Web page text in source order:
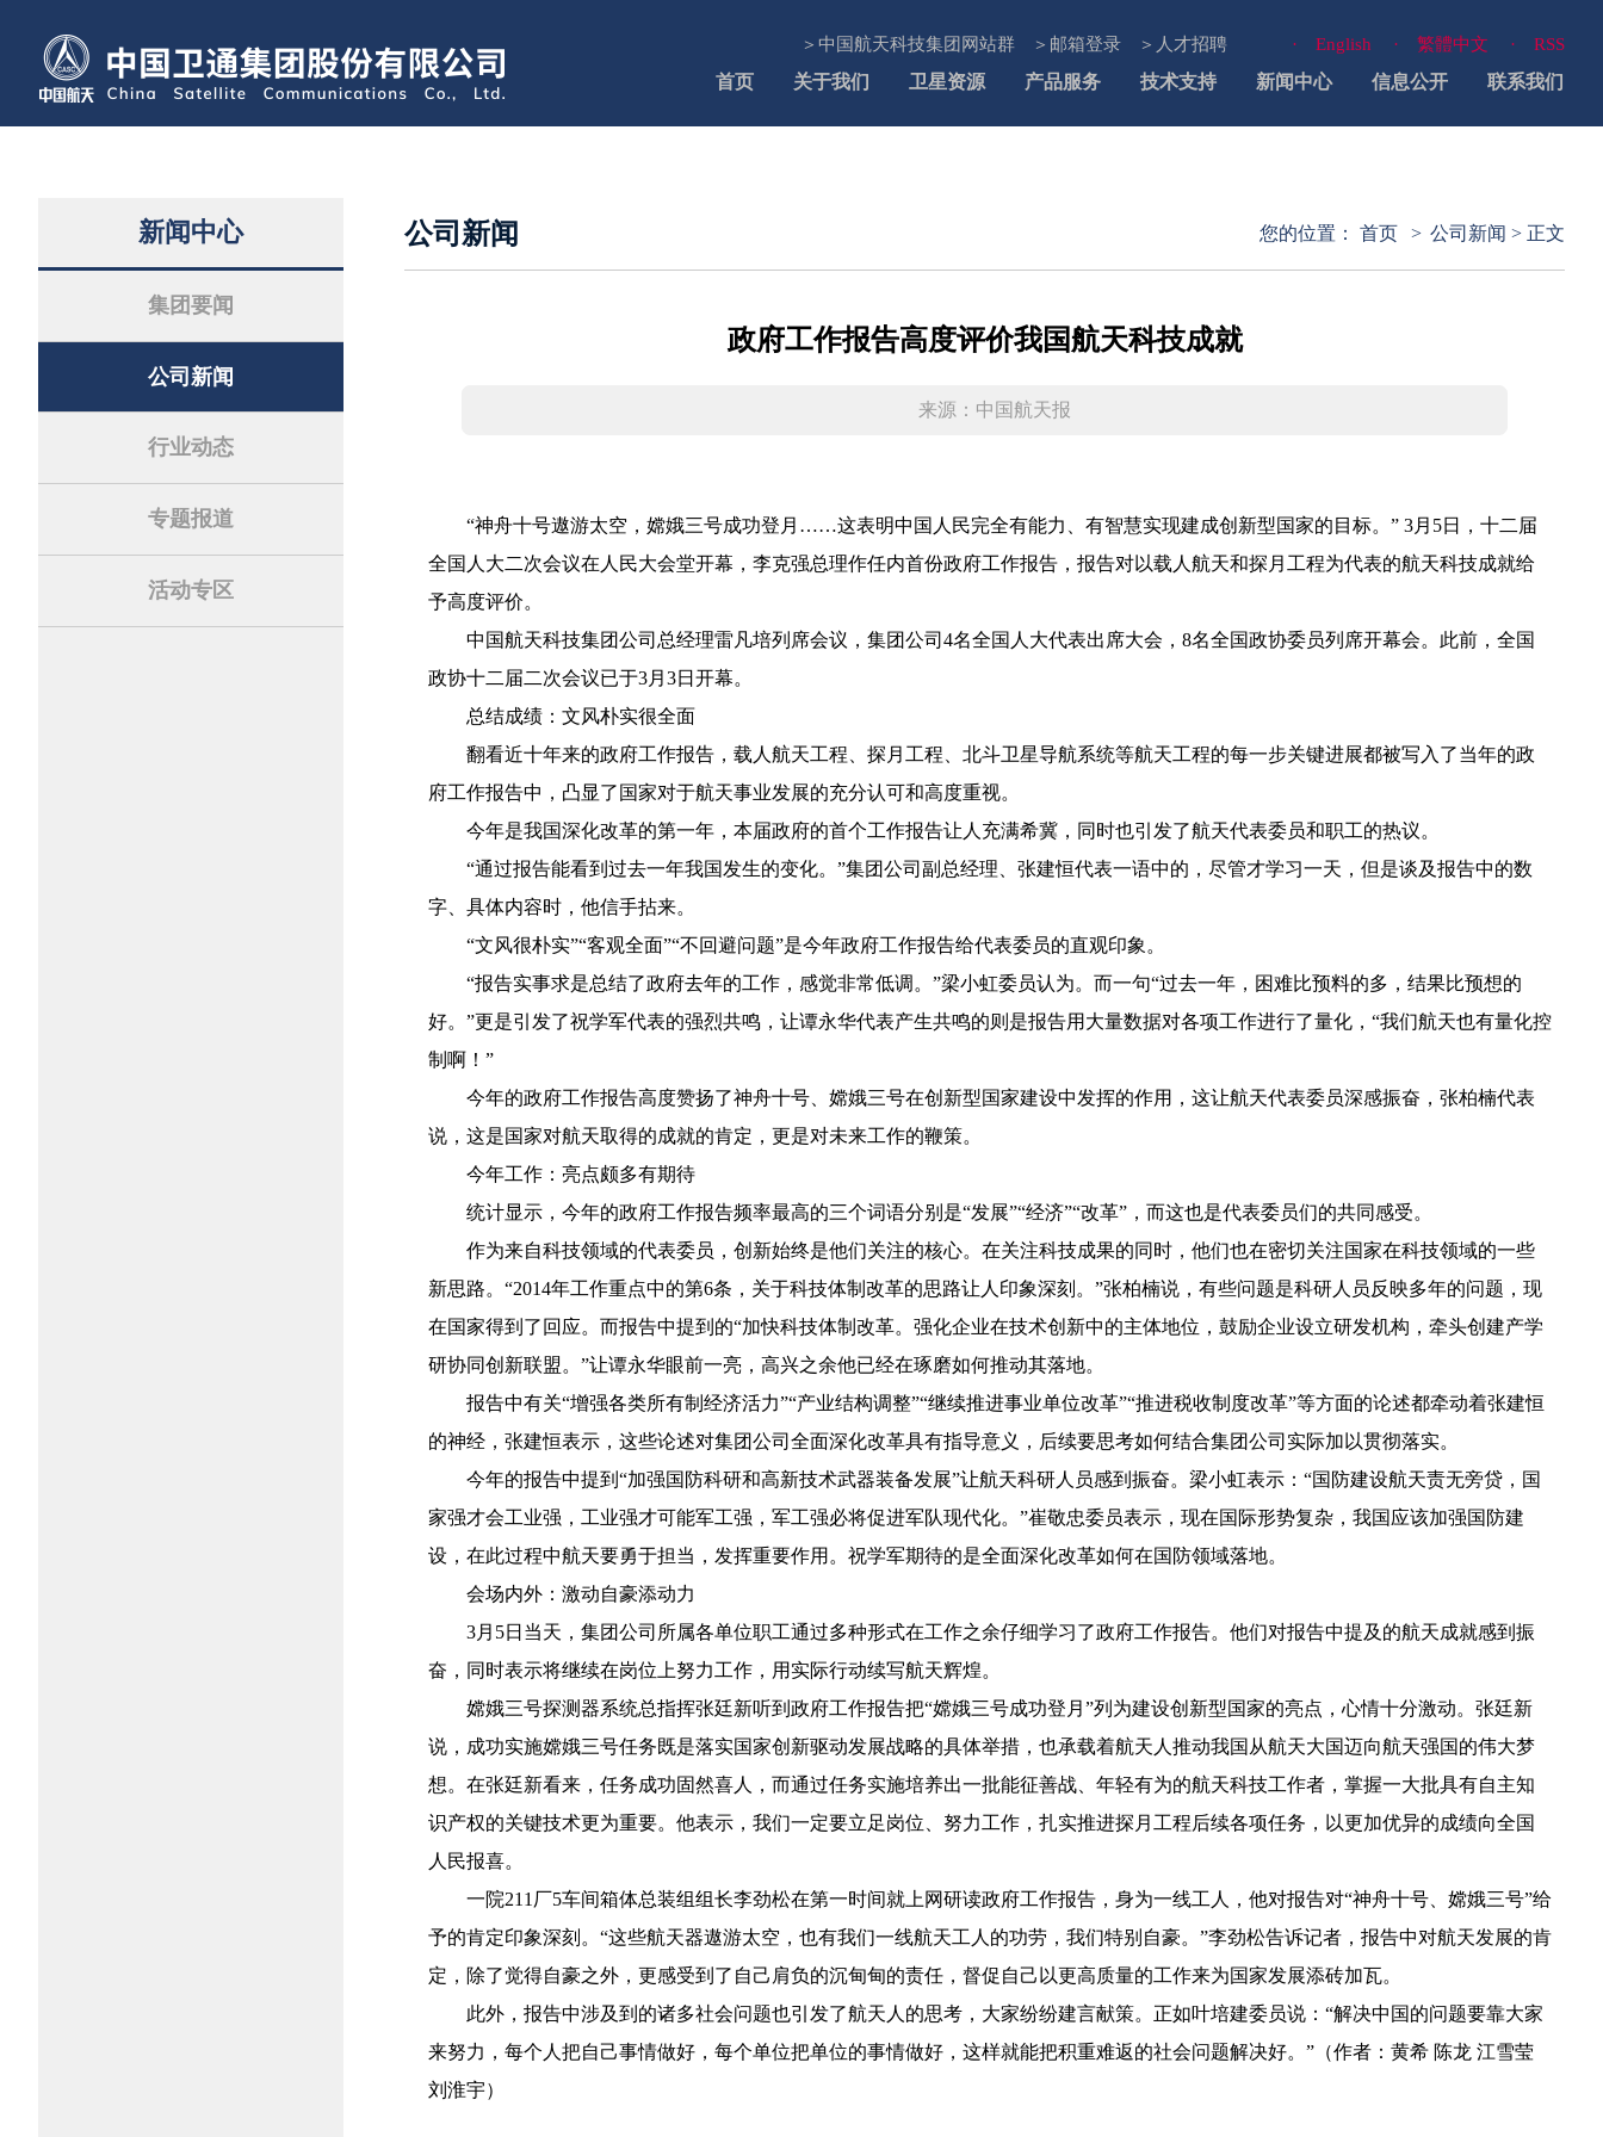
＞中国航天科技集团网站群 ＞邮箱登录 ＞人才招聘 · English · 繁體中文 · RSS
首页 关于我们 卫星资源 产品服务 技术支持 新闻中心 信息公开 联系我们
新闻中心
集团要闻
公司新闻
行业动态
专题报道
活动专区
公司新闻 您的位置： 首页 > 公司新闻 > 正文
政府工作报告高度评价我国航天科技成就
来源：中国航天报
“神舟十号遨游太空，嫦娥三号成功登月……这表明中国人民完全有能力、有智慧实现建成创新型国家的目标。” 3月5日，十二届
全国人大二次会议在人民大会堂开幕，李克强总理作任内首份政府工作报告，报告对以载人航天和探月工程为代表的航天科技成就给
予高度评价。
中国航天科技集团公司总经理雷凡培列席会议，集团公司4名全国人大代表出席大会，8名全国政协委员列席开幕会。此前，全国
政协十二届二次会议已于3月3日开幕。
总结成绩：文风朴实很全面
翻看近十年来的政府工作报告，载人航天工程、探月工程、北斗卫星导航系统等航天工程的每一步关键进展都被写入了当年的政
府工作报告中，凸显了国家对于航天事业发展的充分认可和高度重视。
今年是我国深化改革的第一年，本届政府的首个工作报告让人充满希冀，同时也引发了航天代表委员和职工的热议。
“通过报告能看到过去一年我国发生的变化。”集团公司副总经理、张建恒代表一语中的，尽管才学习一天，但是谈及报告中的数
字、具体内容时，他信手拈来。
“文风很朴实”“客观全面”“不回避问题”是今年政府工作报告给代表委员的直观印象。
“报告实事求是总结了政府去年的工作，感觉非常低调。”梁小虹委员认为。而一句“过去一年，困难比预料的多，结果比预想的
好。”更是引发了祝学军代表的强烈共鸣，让谭永华代表产生共鸣的则是报告用大量数据对各项工作进行了量化，“我们航天也有量化控
制啊！”
今年的政府工作报告高度赞扬了神舟十号、嫦娥三号在创新型国家建设中发挥的作用，这让航天代表委员深感振奋，张柏楠代表
说，这是国家对航天取得的成就的肯定，更是对未来工作的鞭策。
今年工作：亮点颇多有期待
统计显示，今年的政府工作报告频率最高的三个词语分别是“发展”“经济”“改革”，而这也是代表委员们的共同感受。
作为来自科技领域的代表委员，创新始终是他们关注的核心。在关注科技成果的同时，他们也在密切关注国家在科技领域的一些
新思路。“2014年工作重点中的第6条，关于科技体制改革的思路让人印象深刻。”张柏楠说，有些问题是科研人员反映多年的问题，现
在国家得到了回应。而报告中提到的“加快科技体制改革。强化企业在技术创新中的主体地位，鼓励企业设立研发机构，牵头创建产学
研协同创新联盟。”让谭永华眼前一亮，高兴之余他已经在琢磨如何推动其落地。
报告中有关“增强各类所有制经济活力”“产业结构调整”“继续推进事业单位改革”“推进税收制度改革”等方面的论述都牵动着张建恒
的神经，张建恒表示，这些论述对集团公司全面深化改革具有指导意义，后续要思考如何结合集团公司实际加以贯彻落实。
今年的报告中提到“加强国防科研和高新技术武器装备发展”让航天科研人员感到振奋。梁小虹表示：“国防建设航天责无旁贷，国
家强才会工业强，工业强才可能军工强，军工强必将促进军队现代化。”崔敬忠委员表示，现在国际形势复杂，我国应该加强国防建
设，在此过程中航天要勇于担当，发挥重要作用。祝学军期待的是全面深化改革如何在国防领域落地。
会场内外：激动自豪添动力
3月5日当天，集团公司所属各单位职工通过多种形式在工作之余仔细学习了政府工作报告。他们对报告中提及的航天成就感到振
奋，同时表示将继续在岗位上努力工作，用实际行动续写航天辉煌。
嫦娥三号探测器系统总指挥张廷新听到政府工作报告把“嫦娥三号成功登月”列为建设创新型国家的亮点，心情十分激动。张廷新
说，成功实施嫦娥三号任务既是落实国家创新驱动发展战略的具体举措，也承载着航天人推动我国从航天大国迈向航天强国的伟大梦
想。在张廷新看来，任务成功固然喜人，而通过任务实施培养出一批能征善战、年轻有为的航天科技工作者，掌握一大批具有自主知
识产权的关键技术更为重要。他表示，我们一定要立足岗位、努力工作，扎实推进探月工程后续各项任务，以更加优异的成绩向全国
人民报喜。
一院211厂5车间箱体总装组组长李劲松在第一时间就上网研读政府工作报告，身为一线工人，他对报告对“神舟十号、嫦娥三号”给
予的肯定印象深刻。“这些航天器遨游太空，也有我们一线航天工人的功劳，我们特别自豪。”李劲松告诉记者，报告中对航天发展的肯
定，除了觉得自豪之外，更感受到了自己肩负的沉甸甸的责任，督促自己以更高质量的工作来为国家发展添砖加瓦。
此外，报告中涉及到的诸多社会问题也引发了航天人的思考，大家纷纷建言献策。正如叶培建委员说：“解决中国的问题要靠大家
来努力，每个人把自己事情做好，每个单位把单位的事情做好，这样就能把积重难返的社会问题解决好。”（作者：黄希 陈龙 江雪莹
刘淮宇）